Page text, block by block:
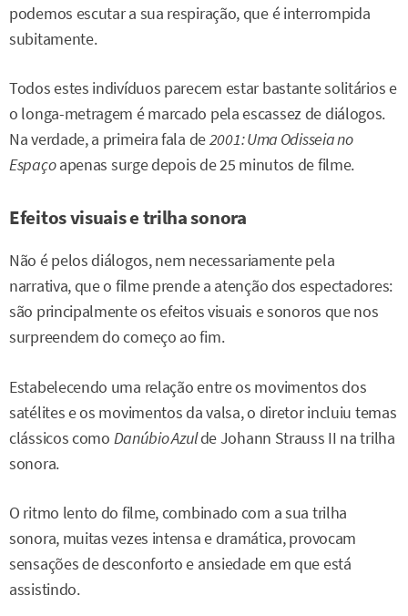
podemos escutar a sua respiração, que é interrompida
subitamente.
Todos estes indivíduos parecem estar bastante solitários e
o longa-metragem é marcado pela escassez de diálogos.
Na verdade, a primeira fala de2001: Uma Odisseia no
Espaçoapenas surge depois de 25 minutos de filme.
Efeitos visuais e trilha sonora
Não é pelos diálogos, nem necessariamente pela
narrativa, que o filme prende a atenção dos espectadores:
são principalmente os efeitos visuais e sonoros que nos
surpreendem do começo ao fim.
Estabelecendo uma relação entre os movimentos dos
satélites e os movimentos da valsa, o diretor incluiu temas
clássicos como Danúbio Azulde Johann Strauss II na trilha
sonora.
O ritmo lento do filme, combinado com a sua trilha
sonora, muitas vezes intensa e dramática, provocam
sensações de desconforto e ansiedade em que está
assistindo.